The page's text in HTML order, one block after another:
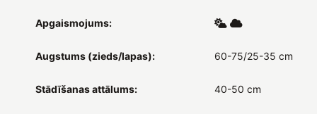
Apgaismojums:
Augstums (zieds/lapas): 60-75/25-35 cm
Stādīšanas attālums: 40-50 cm